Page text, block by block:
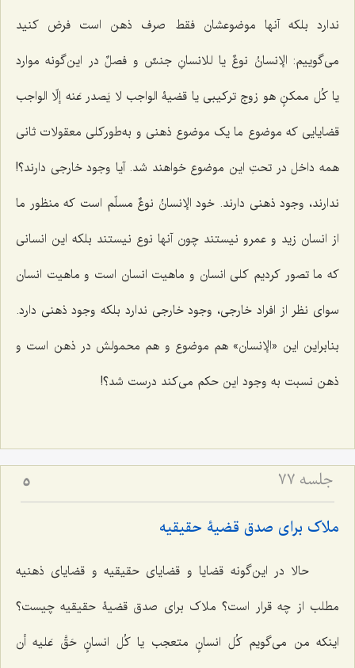
ندارد بلکه آنها موضوعشان فقط صرف ذهن است فرض کنید
می‌گوییم: الإنسانُ نوعٌ یا للانسانِ جنسٌ و فصلٌدر این‌گونه موارد
یاکُل ممکنٍ هو زوج ترکیبی یا قضیۀ الواجب لا یَصدر عَنه إلّا الواجب
قضایایی که موضوع ما یک موضوع ذهنی و به‌طورکلی معقولات ثانی
همه داخل در تحتِ این موضوع خواهند شد. آیا وجود خارجی دارند؟!
ندارند، وجود ذهنی دارند. خود الإنسانُ نوعٌ مسلّم است که منظور ما
از انسان زید و عمرو نیستند چون آنها نوع نیستند بلکه این انسانی
که ما تصور کردیم کلی انسان و ماهیت انسان است و ماهیت انسان
سوای نظر از افراد خارجی، وجود خارجی ندارد بلکه وجود ذهنی دارد.
بنابراین این «الإنسان» هم موضوع و هم محمولش در ذهن است و
ذهن نسبت به وجود این حکم می‌کند درست شد؟!
جلسه ۷۷ 5
ملاک برای صدق قضیۀ حقیقیه
حالا در این‌گونه قضایا و قضایای حقیقیه و قضایای ذهنیه
مطلب از چه قرار است؟ ملاک برای صدق قضیۀ حقیقیه چیست؟
اینکه من می‌گویمکُل انسانٍ متعجب یاکُل انسانٍ حَقَّ عَلیه أن